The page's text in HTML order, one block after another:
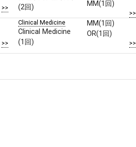
>>
(2回)
MM(1回)
>>
>>
Clinical Medicine
Clinical Medicine
(1回)
MM(1回)
OR(1回)
>>